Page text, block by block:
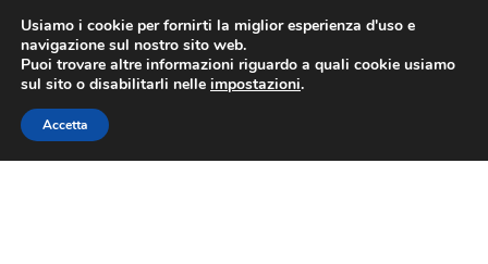
CONSEGNA da 7 EUR
Lun-Ven 9:00 - 16:00/800 580 290
Vai
alla
navigazione
Vai
al
contenuto
Usiamo i cookie per fornirti la miglior esperienza d'uso e
navigazione sul nostro sito web.
Puoi trovare altre informazioni riguardo a quali cookie usiamo
sul sito o disabilitarli nelle impostazioni.
Accetta